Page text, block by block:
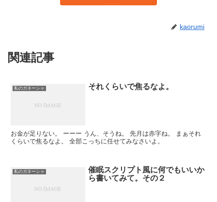
kaorumi
関連記事
私のガネーシャ それくらいで焦るなよ。
お金が足りない。 ーーー うん、そうね。 先月は赤字ね。 まぁそれ
くらいで焦るなよ。 全部こっちに任せてみなさいよ。
私のガネーシャ
催眠スクリプト風に何でもいいか
ら書いてみて。その２